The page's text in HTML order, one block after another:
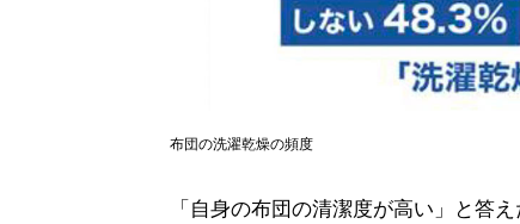
布団の洗濯乾燥の頻度
「自身の布団の清潔度が高い」と答